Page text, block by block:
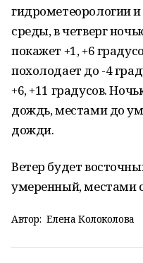
гидрометеорологии
среды, в четверг
покажет +1, +6
похолодает до -4
+6, +11 градусов.
дождь, местами до
дожди.
Ветер будет
умеренный, местами
Автор: Елена Колоколова